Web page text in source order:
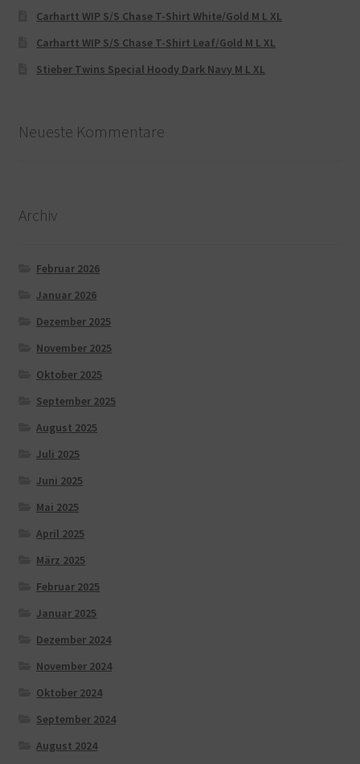
Carhartt WIP S/S Chase T-Shirt White/Gold M L XL
Carhartt WIP S/S Chase T-Shirt Leaf/Gold M L XL
Stieber Twins Special Hoody Dark Navy M L XL
Neueste Kommentare
Archiv
Februar 2026
Januar 2026
Dezember 2025
November 2025
Oktober 2025
September 2025
August 2025
Juli 2025
Juni 2025
Mai 2025
April 2025
März 2025
Februar 2025
Januar 2025
Dezember 2024
November 2024
Oktober 2024
September 2024
August 2024